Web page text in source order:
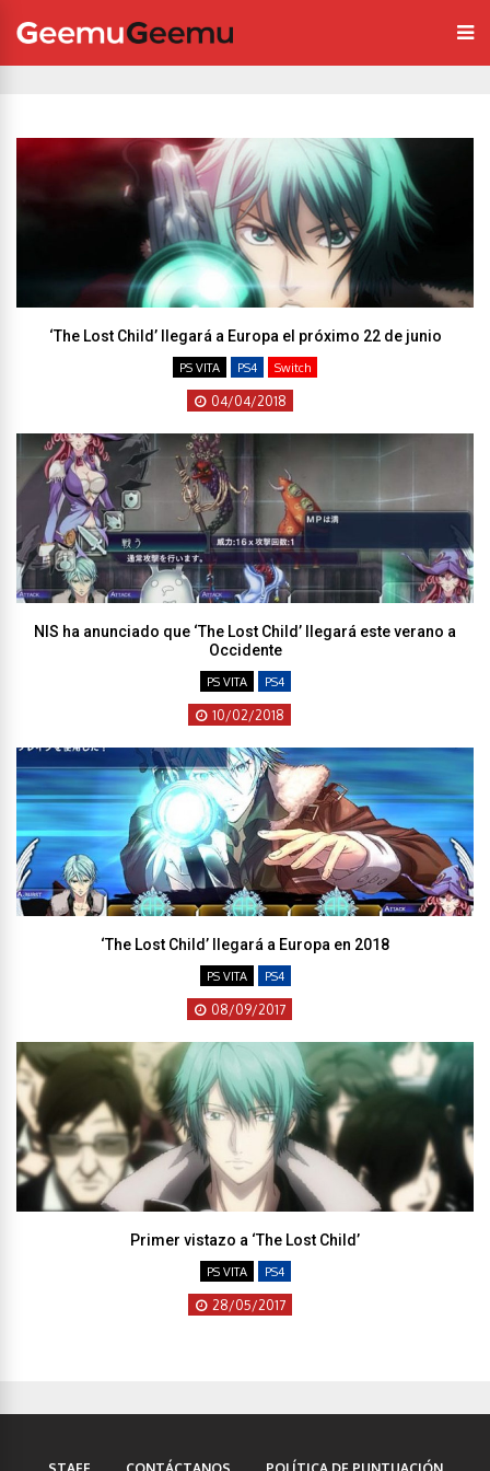
‘The Lost Child’ llegará a Europa el próximo 22 de junio
PS VITA PS4 Switch
04/04/2018
NIS ha anunciado que ‘The Lost Child’ llegará este verano a
Occidente
PS VITA PS4
10/02/2018
‘The Lost Child’ llegará a Europa en 2018
PS VITA PS4
08/09/2017
Primer vistazo a ‘The Lost Child’
PS VITA PS4
28/05/2017